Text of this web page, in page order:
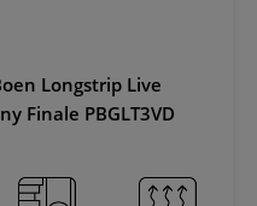
Longstrip Live
Finale PBGLT3VD